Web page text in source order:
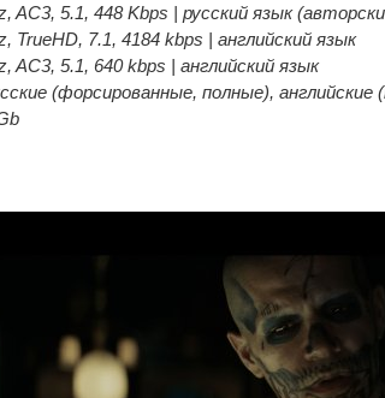
AC3, 5.1, 448 Kbps | русский язык
TrueHD, 7.1, 4184 kbps | английский язык
AC3, 5.1, 640 kbps | английский язык
(форсированные, полные), английские